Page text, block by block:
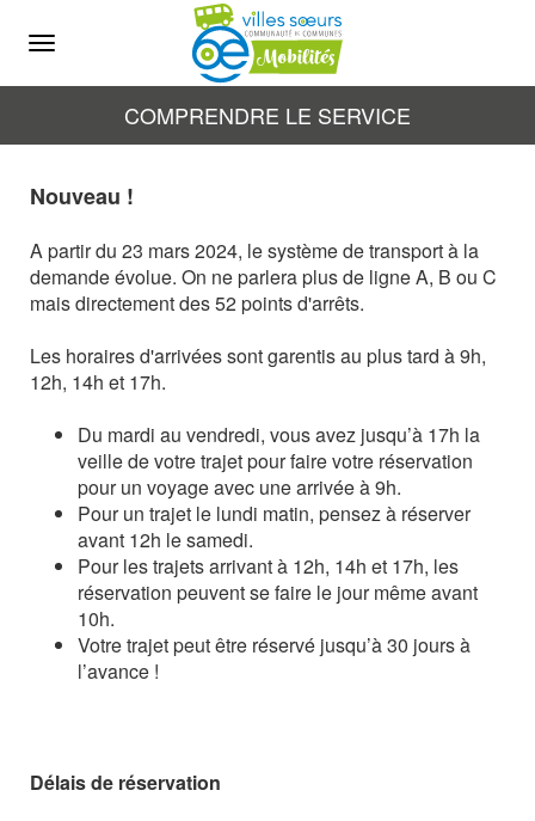
Menu
COMPRENDRE LE SERVICE
Nouveau !
A partir du 23 mars 2024, le système de transport à la
demande évolue. On ne parlera plus de ligne A, B ou C
mais directement des 52 points d'arrêts.
Les horaires d'arrivées sont garentis au plus tard à 9h,
12h, 14h et 17h.
Du mardi au vendredi, vous avez jusqu’à 17h la
veille de votre trajet pour faire votre réservation
pour un voyage avec une arrivée à 9h.
Pour un trajet le lundi matin, pensez à réserver
avant 12h le samedi.
Pour les trajets arrivant à 12h, 14h et 17h, les
réservation peuvent se faire le jour même avant
10h.
Votre trajet peut être réservé jusqu’à 30 jours à
l’avance !
Délais de réservation